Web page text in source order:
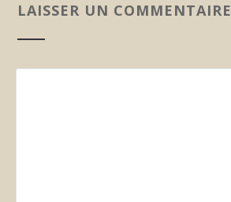
LAISSER UN COMMENTAIRE